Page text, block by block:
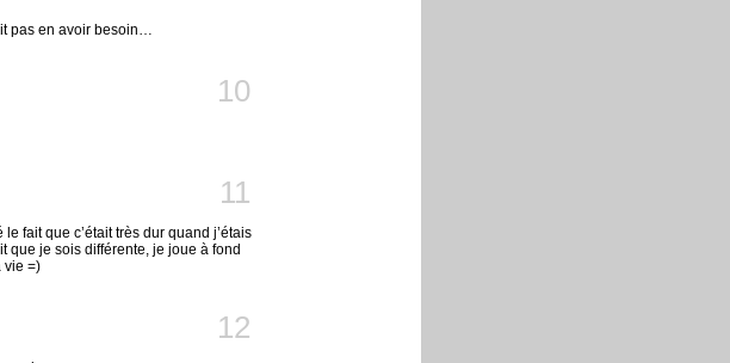
pas en avoir besoin…
10
11
fait que c’était très dur quand j’étais
que je sois différente, je joue à fond
vie =)
12